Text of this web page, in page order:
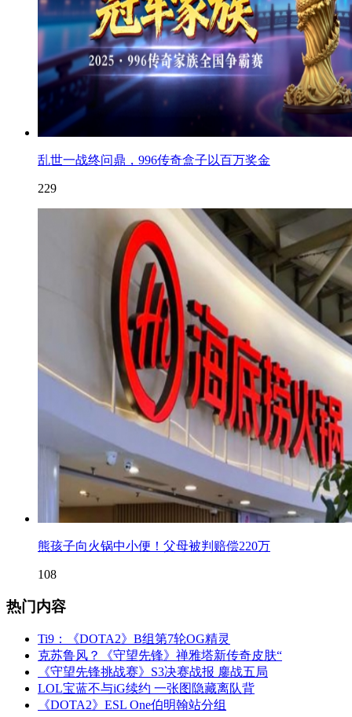
乱世一战终问鼎，996传奇盒子以百万奖金
229
熊孩子向火锅中小便！父母被判赔偿220万
108
热门内容
Ti9：《DOTA2》B组第7轮OG精灵
克苏鲁风？《守望先锋》禅雅塔新传奇皮肤“
《守望先锋挑战赛》S3决赛战报 鏖战五局
LOL宝蓝不与iG续约 一张图隐藏离队背
《DOTA2》ESL One伯明翰站分组